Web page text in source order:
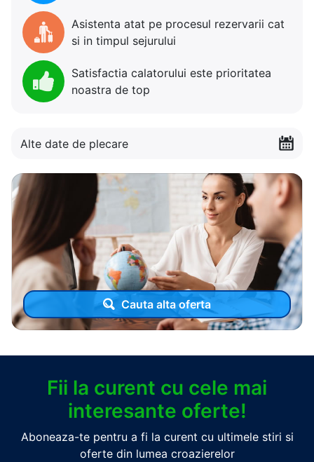
Asistenta atat pe procesul rezervarii cat
si in timpul sejurului
Satisfactia calatorului este prioritatea
noastra de top
Alte date de plecare
Cauta alta oferta
Fii la curent cu cele mai
interesante oferte!
Aboneaza-te pentru a fi la curent cu ultimele stiri si
oferte din lumea croazierelor